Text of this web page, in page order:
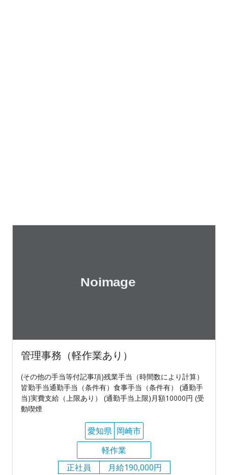
管理事務（軽作業あり）
(その他の手当等付記事項)残業手当（時間数により計算）
皆勤手当通勤手当（条件有）食事手当（条件有） (通勤手
当)実費支給（上限あり） (通勤手当上限)月額10000円 (受
動喫煙
愛知県 岡崎市
軽作業
正社員
月給190,000円